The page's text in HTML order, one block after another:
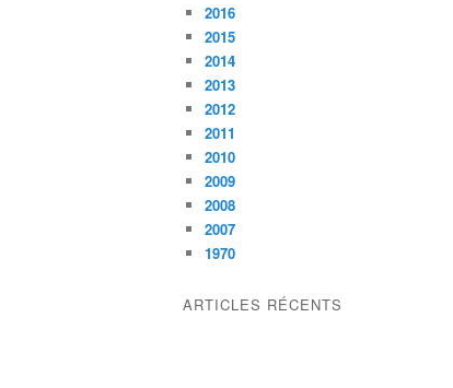
2016
2015
2014
2013
2012
2011
2010
2009
2008
2007
1970
ARTICLES RÉCENTS